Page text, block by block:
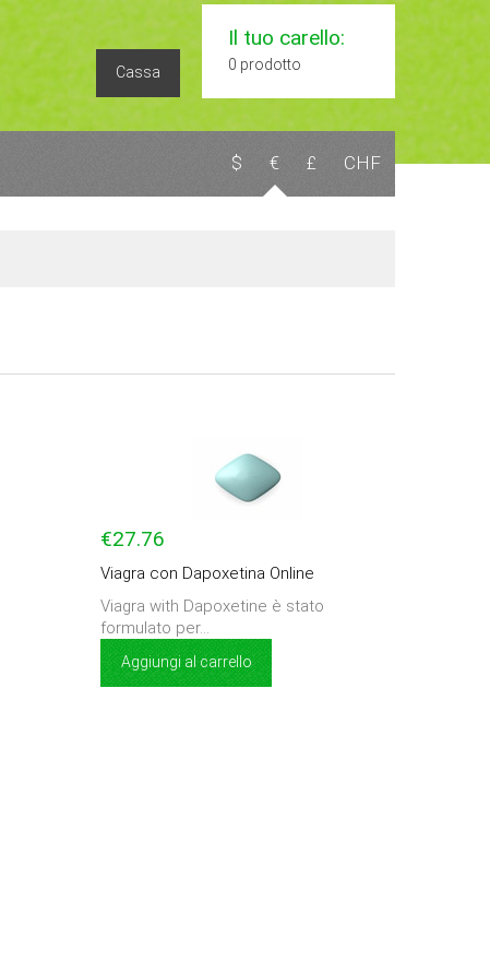
Il tuo carello:
0 prodotto
Cassa
$ € £ CHF
€27.76
Viagra con Dapoxetina Online
Viagra with Dapoxetine è stato
formulato per...
Aggiungi al carrello